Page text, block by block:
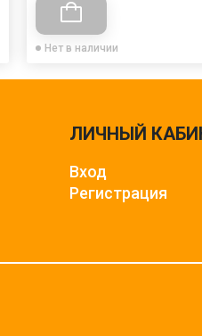
Нет в наличии
ЛИЧНЫЙ
Вход
Регистрация